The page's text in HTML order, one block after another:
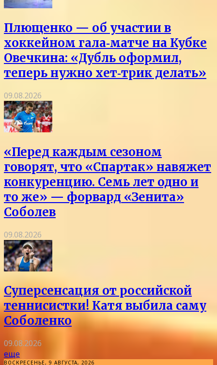
Плющенко — об участии в
хоккейном гала‑матче на Кубке
Овечкина: «Дубль оформил,
теперь нужно хет‑трик делать»
09.08.2026
«Перед каждым сезоном
говорят, что «Спартак» навяжет
конкуренцию. Семь лет одно и
то же» — форвард «Зенита»
Соболев
09.08.2026
Суперсенсация от российской
теннисистки! Катя выбила саму
Соболенко
09.08.2026
еще
ВОСКРЕСЕНЬЕ, 9 АВГУСТА, 2026